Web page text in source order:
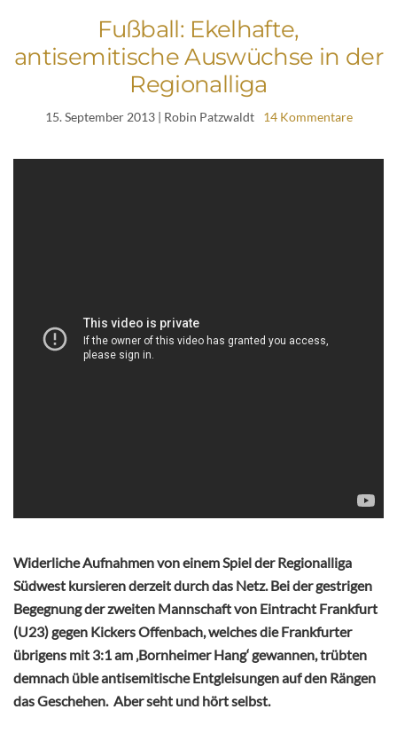
Fußball: Ekelhafte,
antisemitische Auswüchse in der
Regionalliga
15. September 2013| Robin Patzwaldt 14 Kommentare
Widerliche Aufnahmen von einem Spiel der Regionalliga
Südwest kursieren derzeit durch das Netz. Bei der gestrigen
Begegnung der zweiten Mannschaft von Eintracht Frankfurt
(U23) gegen Kickers Offenbach, welches die Frankfurter
übrigens mit 3:1 am ‚Bornheimer Hang‘ gewannen, trübten
demnach üble antisemitische Entgleisungen auf den Rängen
das Geschehen. Aber seht und hört selbst.